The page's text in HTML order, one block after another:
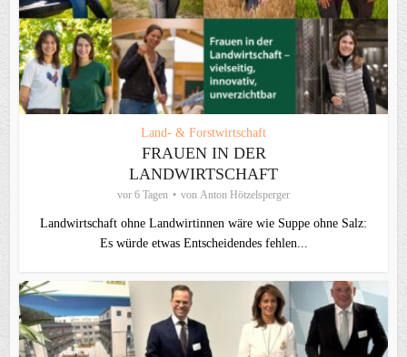
Land- & Forstwirtschaft
FRAUEN IN DER
LANDWIRTSCHAFT
vor 6 Tagen von Anton Hötzelsperger
Landwirtschaft ohne Landwirtinnen wäre wie Suppe ohne Salz:
Es würde etwas Entscheidendes fehlen...